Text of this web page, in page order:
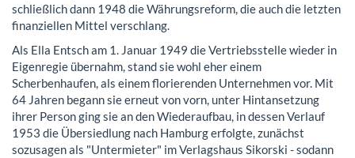
schließlich dann 1948 die Währungsreform, die auch die letzten
finanziellen Mittel verschlang.
Als Ella Entsch am 1. Januar 1949 die Vertriebsstelle wieder in
Eigenregie übernahm, stand sie wohl eher einem
Scherbenhaufen, als einem florierenden Unternehmen vor. Mit
64 Jahren begann sie erneut von vorn, unter Hintansetzung
ihrer Person ging sie an den Wiederaufbau, in dessen Verlauf
1953 die Übersiedlung nach Hamburg erfolgte, zunächst
sozusagen als "Untermieter" im Verlagshaus Sikorski - sodann